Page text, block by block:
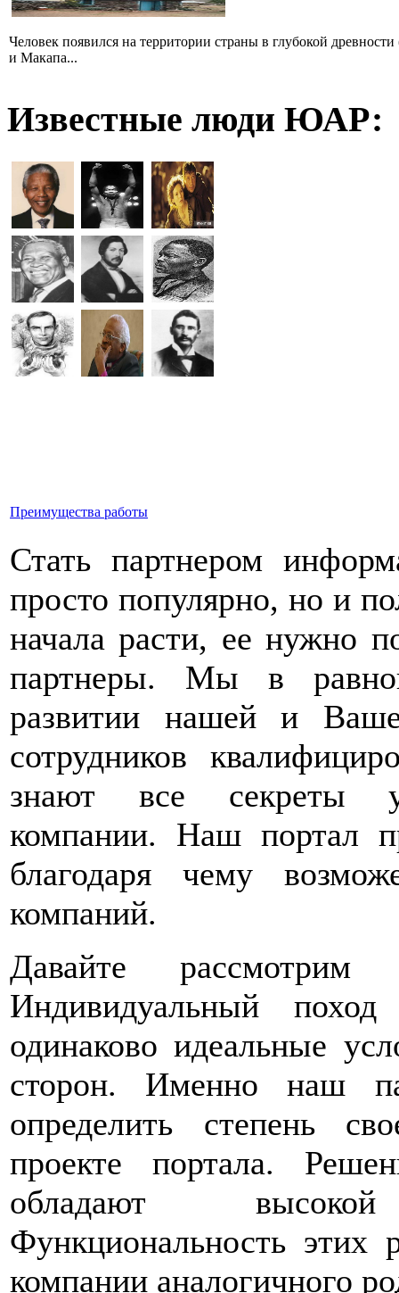
Человек появился на территории страны в глубокой
и Макапа...
Известные люди ЮАР:
Преимущества работы
Стать партнером
просто популярно, но и
начала расти, ее нужно
партнеры. Мы в
развитии нашей и
сотрудников
знают все секреты
компании. Наш портал
благодаря чему
компаний.
Давайте
Индивидуальный
одинаково идеальные
сторон. Именно наш
определить степень
проекте портала.
обладают высокой
Функциональность этих
компании аналогичного